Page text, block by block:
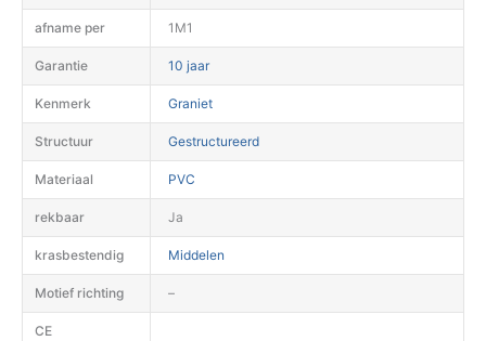
afname per 1M1
Garantie 10 jaar
Kenmerk Graniet
Structuur Gestructureerd
Materiaal PVC
rekbaar Ja
krasbestendig Middelen
Motief richting –
CE